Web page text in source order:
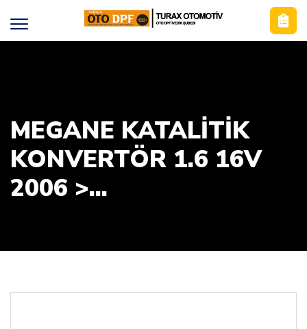
MEGANE KATALITIK
KONVERTÖR 1.6 16V
2006 >...